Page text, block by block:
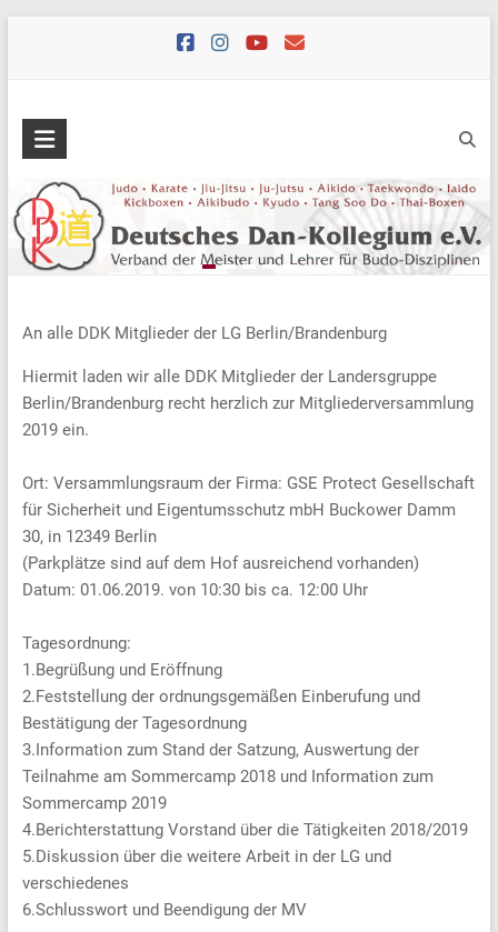
An alle DDK Mitglieder der LG Berlin/Brandenburg
Hiermit laden wir alle DDK Mitglieder der Landersgruppe
Berlin/Brandenburg recht herzlich zur Mitgliederversammlung
2019 ein.
Ort: Versammlungsraum der Firma: GSE Protect Gesellschaft
für Sicherheit und Eigentumsschutz mbH Buckower Damm
30, in 12349 Berlin
(Parkplätze sind auf dem Hof ausreichend vorhanden)
Datum: 01.06.2019. von 10:30 bis ca. 12:00 Uhr
Tagesordnung:
1.Begrüßung und Eröffnung
2.Feststellung der ordnungsgemäßen Einberufung und
Bestätigung der Tagesordnung
3.Information zum Stand der Satzung, Auswertung der
Teilnahme am Sommercamp 2018 und Information zum
Sommercamp 2019
4.Berichterstattung Vorstand über die Tätigkeiten 2018/2019
5.Diskussion über die weitere Arbeit in der LG und
verschiedenes
6.Schlusswort und Beendigung der MV